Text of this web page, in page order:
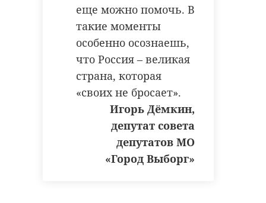
еще можно помочь. В
такие моменты
особенно осознаешь,
что Россия – великая
страна, которая
«своих не бросает».
Игорь Дёмкин,
депутат совета
депутатов МО
«Город Выборг»